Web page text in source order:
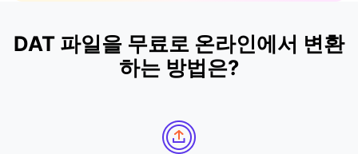
DAT 파일을 무료로 온라인에서 변환
하는 방법은?